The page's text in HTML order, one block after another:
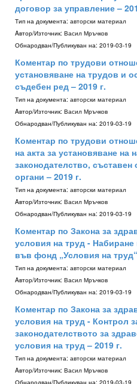
договор за управление –
Тип на документа: авторски материал
Aвтор/Източник: Васил Мръчков
Обнародван/Публикуван на: 2019-03-19
Коментар по трудови
установяване на трудов и
съдебен ред – 2019 г.
Тип на документа: авторски материал
Aвтор/Източник: Васил Мръчков
Обнародван/Публикуван на: 2019-03-19
Коментар по трудови
на акта за установяване
законодателство,
органи – 2019 г.
Тип на документа: авторски материал
Aвтор/Източник: Васил Мръчков
Обнародван/Публикуван на: 2019-03-19
Коментар по Закона за
условия на труд -
във фонд „Условия на
Тип на документа: авторски материал
Aвтор/Източник: Васил Мръчков
Обнародван/Публикуван на: 2019-03-19
Коментар по Закона за
условия на труд - Контрол
законодателството за
условия на труд – 2019 г.
Тип на документа: авторски материал
Aвтор/Източник: Васил Мръчков
Обнародван/Публикуван на: 2019-03-19